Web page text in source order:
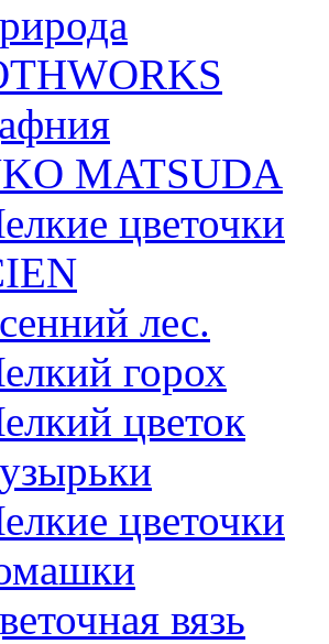
MATSUDA
цветочки
лес.
горох
цветок
цветочки
вязь